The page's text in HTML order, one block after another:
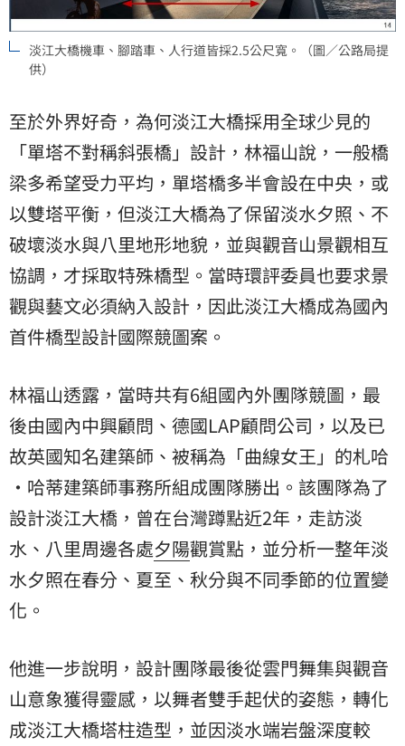
淡江大橋機車、腳踏車、人行道皆採2.5公尺寬。（圖／公路局提
供）
至於外界好奇，為何淡江大橋採用全球少見的
「單塔不對稱斜張橋」設計，林福山說，一般橋
梁多希望受力平均，單塔橋多半會設在中央，或
以雙塔平衡，但淡江大橋為了保留淡水夕照、不
破壞淡水與八里地形地貌，並與觀音山景觀相互
協調，才採取特殊橋型。當時環評委員也要求景
觀與藝文必須納入設計，因此淡江大橋成為國內
首件橋型設計國際競圖案。
林福山透露，當時共有6組國內外團隊競圖，最
後由國內中興顧問、德國LAP顧問公司，以及已
故英國知名建築師、被稱為「曲線女王」的札哈
·哈蒂建築師事務所組成團隊勝出。該團隊為了
設計淡江大橋，曾在台灣蹲點近2年，走訪淡
水、八里周邊各處夕陽觀賞點，並分析一整年淡
水夕照在春分、夏至、秋分與不同季節的位置變
化。
他進一步說明，設計團隊最後從雲門舞集與觀音
山意象獲得靈感，以舞者雙手起伏的姿態，轉化
成淡江大橋塔柱造型，並因淡水端岩盤深度較